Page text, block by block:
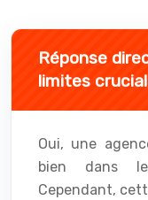
Réponse
limites
Oui, une
bien dans le
Cependant,